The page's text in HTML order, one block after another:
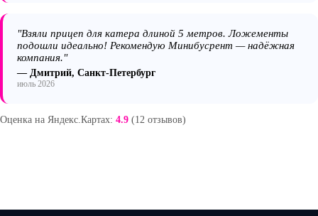
"Взяли прицеп для катера длиной 5 метров. Ложементы
подошли идеально! Рекомендую Минибусрент — надёжная
компания."
— Дмитрий, Санкт-Петербург
июль 2026
Оценка на Яндекс.Картах: 4.9 (12 отзывов)